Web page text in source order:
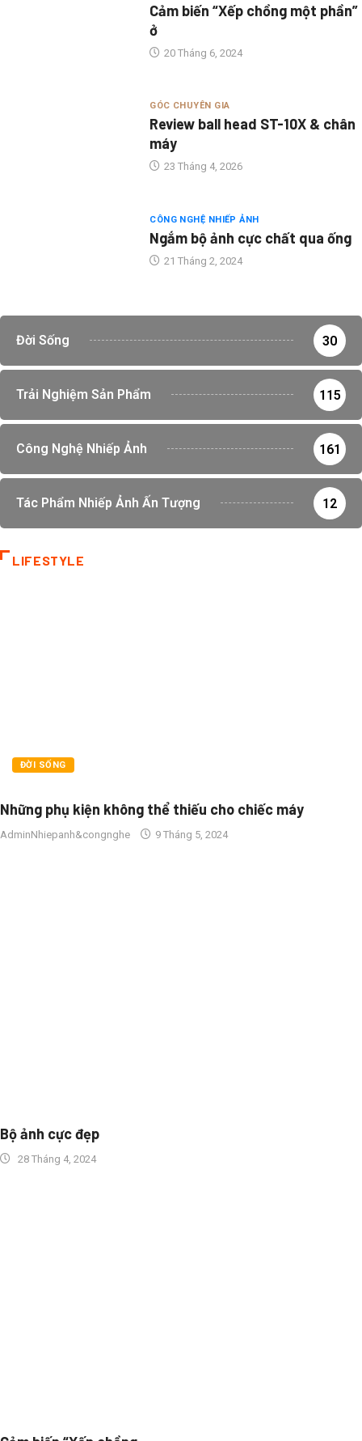
Cảm biến “Xếp chồng một phần”
ở
20 Tháng 6, 2024
GÓC CHUYÊN GIA
Review ball head ST-10X & chân
máy
23 Tháng 4, 2026
CÔNG NGHỆ NHIẾP ẢNH
Ngắm bộ ảnh cực chất qua ống
21 Tháng 2, 2024
Đời Sống 30
Trải Nghiệm Sản Phẩm 115
Công Nghệ Nhiếp Ảnh 161
Tác Phẩm Nhiếp Ảnh Ấn Tượng 12
LIFESTYLE
ĐỜI SỐNG
Những phụ kiện không thể thiếu cho chiếc máy
AdminNhiepanh&congnghe 9 Tháng 5, 2024
Bộ ảnh cực đẹp
28 Tháng 4, 2024